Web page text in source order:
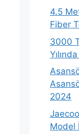
4.5
Fiber
3000
2024
Model